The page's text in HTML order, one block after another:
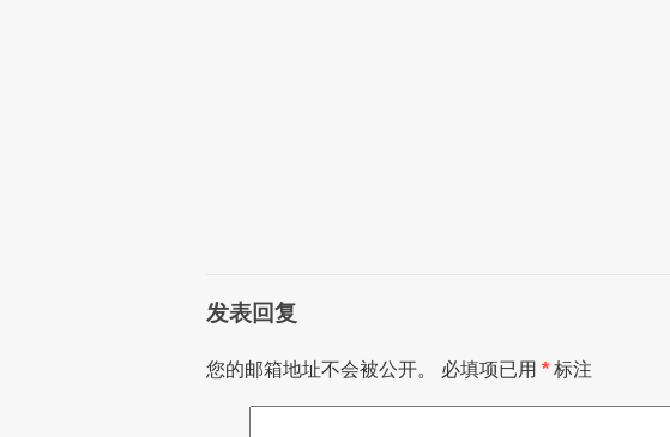
发表回复
您的邮箱地址不会被公开。 必填项已用 * 标注